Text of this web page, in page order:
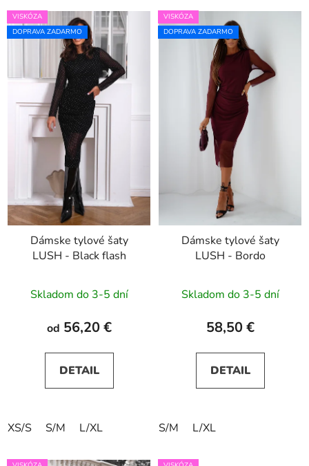
VISKÓZA
DOPRAVA ZADARMO
Dámske tylové šaty
LUSH - Black flash
Skladom do 3-5 dní
od 56,20 €
DETAIL
XS/S S/M L/XL
VISKÓZA
DOPRAVA ZADARMO
Dámske tylové šaty
LUSH - Bordo
Skladom do 3-5 dní
58,50 €
DETAIL
S/M L/XL